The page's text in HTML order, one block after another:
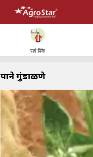
सर्व पिके
पाने गुंडाळणे